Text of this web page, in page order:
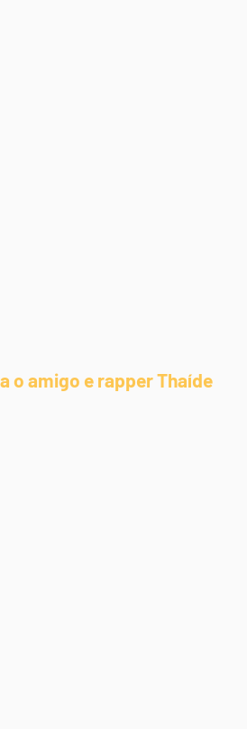
o amigo e rapper Thaíde